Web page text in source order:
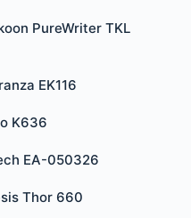
PureWriter TKL
EK116
K636
EA-050326
Thor 660